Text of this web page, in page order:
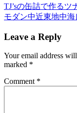
Previous
Post:
TJ’sの缶詰で作る
Next
モダン中近東地中海
Interactions
Leave a Reply
Your email address
marked *
Comment *